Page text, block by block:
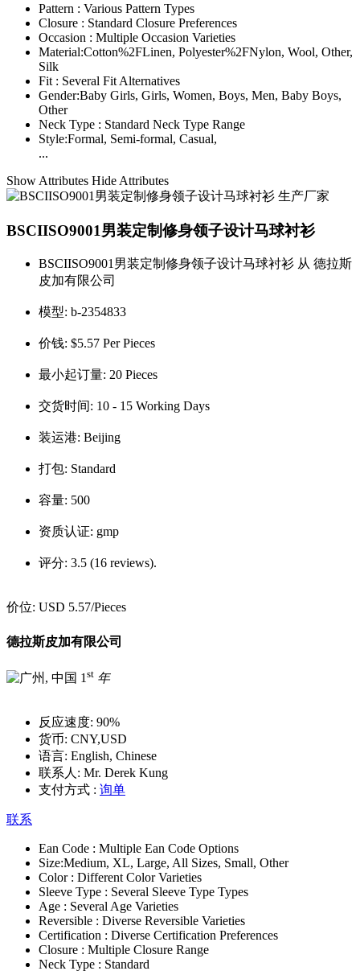
Pattern : Various Pattern Types
Closure : Standard Closure Preferences
Occasion : Multiple Occasion Varieties
Material:Cotton%2FLinen, Polyester%2FNylon, Wool, Other,
Silk
Fit : Several Fit Alternatives
Gender:Baby Girls, Girls, Women, Boys, Men, Baby Boys,
Other
Neck Type : Standard Neck Type Range
Style:Formal, Semi-formal, Casual,
...
Show Attributes Hide Attributes
BSCIISO9001男装定制修身领子设计马球衬衫
BSCIISO9001男装定制修身领子设计马球衬衫 从 德拉斯
皮加有限公司
模型: b-2354833
价钱: $5.57 Per Pieces
最小起订量: 20 Pieces
交货时间: 10 - 15 Working Days
装运港: Beijing
打包: Standard
容量: 500
资质认证: gmp
评分: 3.5 (16 reviews).
价位: USD 5.57/Pieces
德拉斯皮加有限公司
1 st 年
反应速度: 90%
货币: CNY,USD
语言: English, Chinese
联系人: Mr. Derek Kung
支付方式 : 询单
联系
Ean Code : Multiple Ean Code Options
Size:Medium, XL, Large, All Sizes, Small, Other
Color : Different Color Varieties
Sleeve Type : Several Sleeve Type Types
Age : Several Age Varieties
Reversible : Diverse Reversible Varieties
Certification : Diverse Certification Preferences
Closure : Multiple Closure Range
Neck Type : Standard